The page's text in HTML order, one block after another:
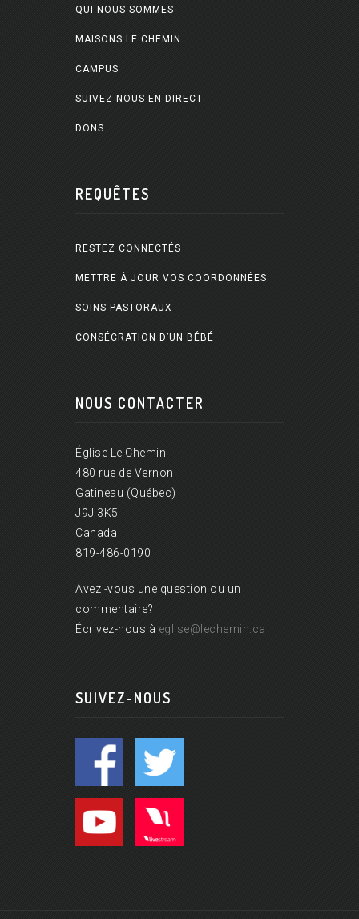
QUI NOUS SOMMES
MAISONS LE CHEMIN
CAMPUS
SUIVEZ-NOUS EN DIRECT
DONS
REQUÊTES
RESTEZ CONNECTÉS
METTRE À JOUR VOS COORDONNÉES
SOINS PASTORAUX
CONSÉCRATION D’UN BÉBÉ
NOUS CONTACTER
Église Le Chemin
480 rue de Vernon
Gatineau (Québec)
J9J 3K5
Canada
819-486-0190
Avez -vous une question ou un
commentaire?
Écrivez-nous à eglise@lechemin.ca
SUIVEZ-NOUS